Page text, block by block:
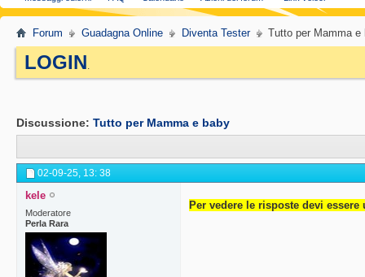
Forum Guadagna Online Diventa Tester Tutto per Mamma e
LOGIN.
Discussione: Tutto per Mamma e baby
02-09-25, 13: 38
kele
Moderatore
Perla Rara
Per vedere le risposte devi